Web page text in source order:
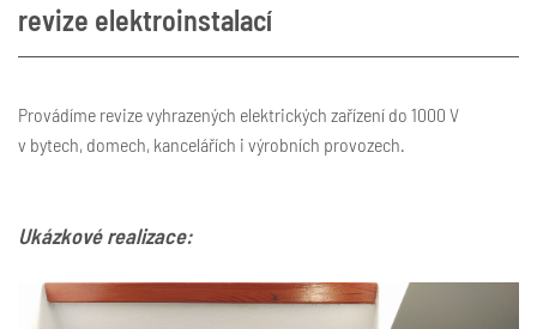
revize elektroinstalací
Provádíme revize vyhrazených elektrických zařízení do 1000 V
v bytech, domech, kancelářích i výrobních provozech.
Ukázkové realizace: